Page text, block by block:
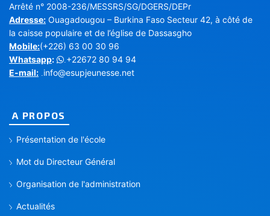
Arrêté n° 2008-236/MESSRS/SG/DGERS/DEPr
Adresse: Ouagadougou – Burkina Faso Secteur 42, à côté de
la caisse populaire et de l’église de Dassasgho
Mobile:(+226) 63 00 30 96
Whatsapp:
+22672 80 94 94
E-mail: info@esupjeunesse.net
A PROPOS
Présentation de l'école
Mot du Directeur Général
Organisation de l'administration
Actualités